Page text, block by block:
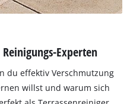
Experten
du effektiv Verschmutzung
willst und warum sich